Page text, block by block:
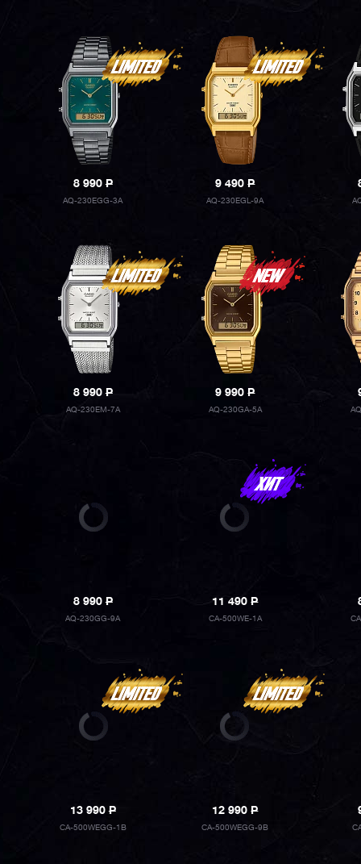
8 990P
AQ-230EGG-3A
9 490P
AQ-230EGL-9A
8 990P
AQ-230EM-7A
9 990P
AQ-230GA-5A
8 990P
AQ-230GG-9A
11 490P
CA-500WE-1A
13 990P
CA-500WEGG-1B
12 990P
CA-500WEGG-9B